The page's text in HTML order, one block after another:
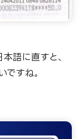
語に直すと、
すね。